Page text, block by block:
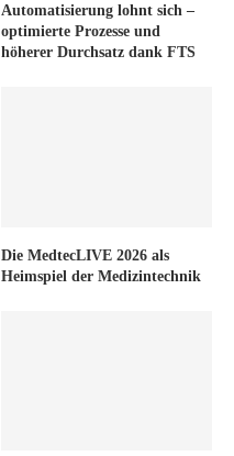
Automatisierung lohnt sich –
optimierte Prozesse und
höherer Durchsatz dank FTS
Die MedtecLIVE 2026 als
Heimspiel der Medizintechnik